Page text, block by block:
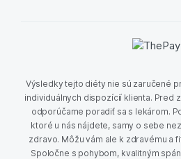
Výsledky tejto diéty nie sú zaručené
individuálnych dispozícií klienta. Pred
odporúčame poradiť sa s lekárom.
ktoré u nás nájdete, samy o sebe
zdravo. Môžu vám ale k zdravému a
Spoločne s pohybom, kvalitným